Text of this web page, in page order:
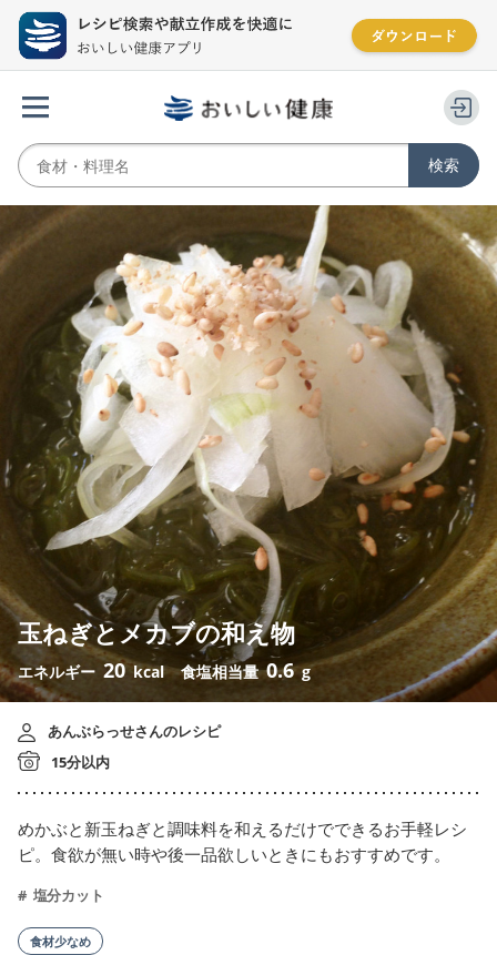
玉ねぎとメカブの和え物
エネルギー 20 kcal 食塩相当量0.6 g
あんぶらっせさんのレシピ
15分以内
めかぶと新玉ねぎと調味料を和えるだけでできるお手軽レシ
ピ。食欲が無い時や後一品欲しいときにもおすすめです。
塩分カット
食材少なめ